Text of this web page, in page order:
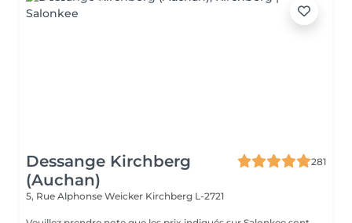
Dessange Kirchberg
(Auchan)
281
5, Rue Alphonse Weicker Kirchberg L-2721